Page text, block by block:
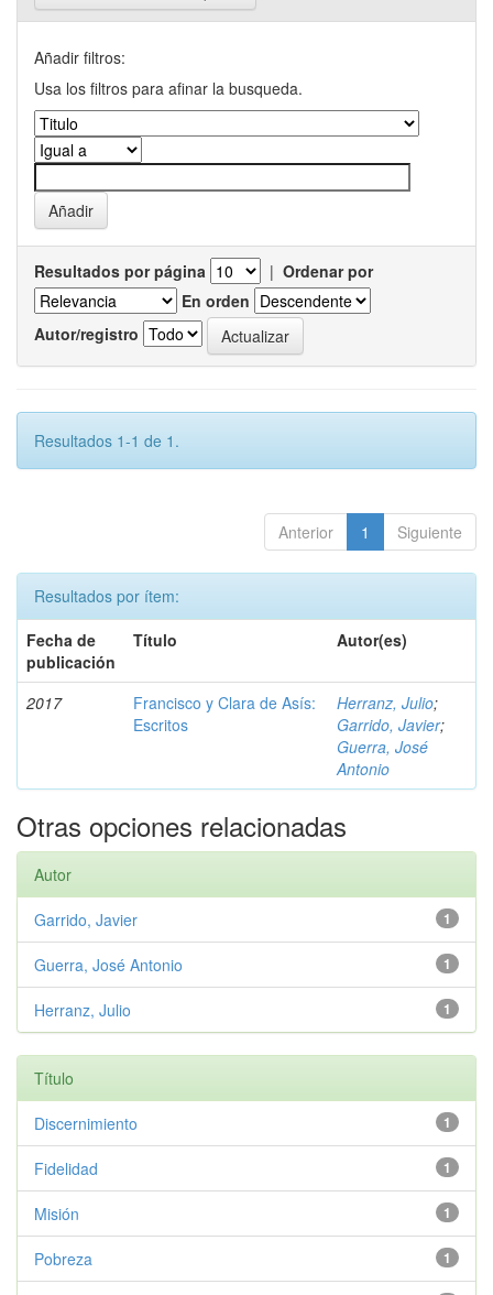
Añadir filtros:
Usa los filtros para afinar la busqueda.
Resultados por página | Ordenar por
En orden
Autor/registro
Resultados 1-1 de 1.
Anterior 1 Siguiente
Resultados por ítem:
Fecha de
publicación
Título Autor(es)
2017
Francisco y Clara de Asís:
Escritos
Herranz, Julio;
Garrido, Javier;
Guerra, José
Antonio
Otras opciones relacionadas
Autor
1
Garrido, Javier
1
Guerra, José Antonio
1
Herranz, Julio
Título
1
Discernimiento
1
Fidelidad
1
Misión
1
Pobreza